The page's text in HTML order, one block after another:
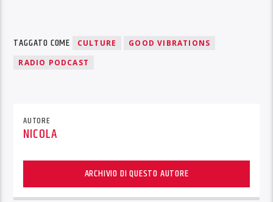
TAGGATO COME CULTURE
GOOD VIBRATIONS
RADIO PODCAST
AUTORE
NICOLA
ARCHIVIO DI QUESTO AUTORE